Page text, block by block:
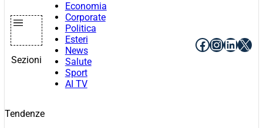
Sezioni
Economia
Corporate
Politica
Esteri
News
Salute
Sport
AI TV
Facebook
X
Tendenze